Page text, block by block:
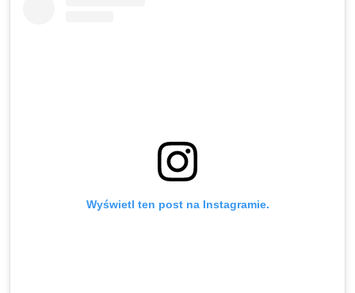
Wyświetl ten post na Instagramie.